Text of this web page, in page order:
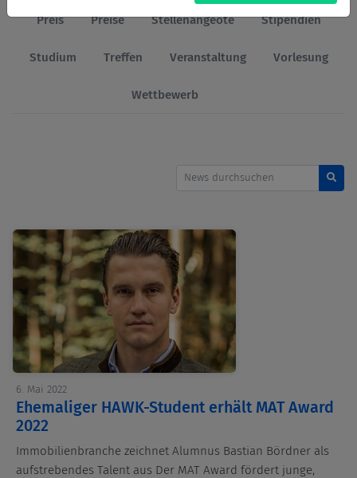
Preis Preise Stellenangeote Stipendien
Studium Treffen Veranstaltung Vorlesung
Wettbewerb
News durchsuchen
6. Mai 2022
Ehemaliger HAWK-Student erhält MAT Award
2022
Immobilienbranche zeichnet Alumnus Bastian Bördner als
aufstrebendes Talent aus Der MAT Award fördert junge,